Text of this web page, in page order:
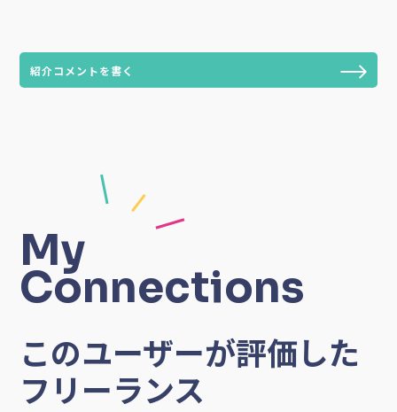
紹介コメントを書く
My
Connections
このユーザーが評価した
フリーランス